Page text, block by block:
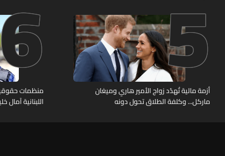
5
أزمة مالية تُهدّد زواج الأمير هاري وميغان
ماركل... وكلفة الطلاق تحول دونه
6
منظمات
اللبنانية